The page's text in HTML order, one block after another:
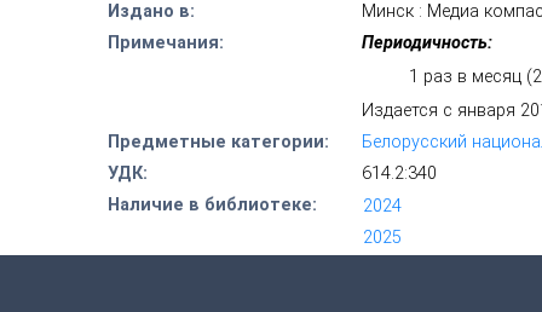
Издано в:
Минск : Медиа
Примечания:
Периодичность:
1 раз в месяц
Издается с января
Предметные категории:
Белорусский
УДК:
614.2:340
Наличие в библиотеке:
2024
2025